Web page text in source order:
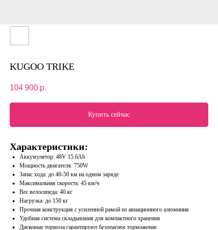
KUGOO TRIKE
104 900 р.
Купить сейчас
Характеристики:
Аккумулятор: 48V 15.6Ah
Мощность двигателя: 750W
Запас хода: до 40-50 км на одном заряде
Максимальная скорость: 45 км/ч
Вес велосипеда: 40 кг
Нагрузка: до 150 кг
Прочная конструкция с усиленной рамой из авиационного алюминия
Удобная система складывания для компактного хранения
Дисковые тормоза гарантируют безопасное торможение